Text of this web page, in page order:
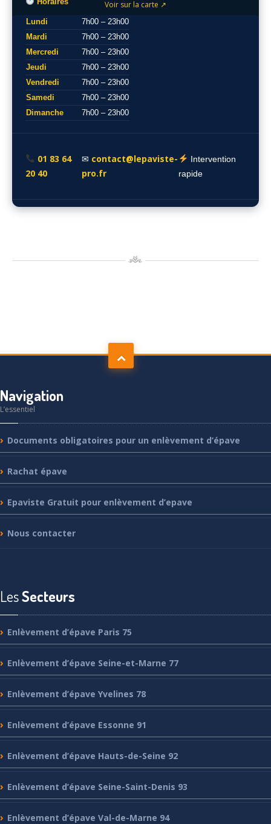
Voir sur la carte ↗
Lundi
7h00 – 23h00
Mardi
7h00 – 23h00
Mercredi
7h00 – 23h00
Jeudi
7h00 – 23h00
Vendredi
7h00 – 23h00
Samedi
7h00 – 23h00
Dimanche
7h00 – 23h00
01 83 64
20 40
✉ contact@lepaviste-
pro.fr
Intervention
rapide
Navigation
L’essentiel
Documents obligatoires pour un enlèvement d’épave
Rachat épave
Epaviste Gratuit pour enlèvement d’epave
Nous contacter
LesSecteurs
Enlèvement d’épave Paris 75
Enlèvement d’épave Seine-et-Marne 77
Enlèvement d’épave Yvelines 78
Enlèvement d’épave Essonne 91
Enlèvement d’épave Hauts-de-Seine 92
Enlèvement d’épave Seine-Saint-Denis 93
Enlèvement d’épave Val-de-Marne 94